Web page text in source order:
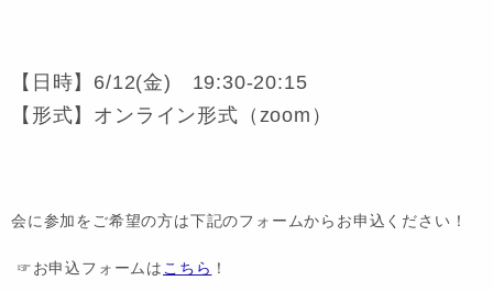
【日時】6/12(金) 19:30-20:15
【形式】オンライン形式（zoom）
会に参加をご希望の方は下記のフォームからお申込ください！
☞お申込フォームは こちら ！